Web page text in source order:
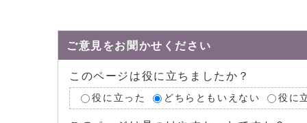
ご意見をお聞かせください
このページは役に立ちましたか？
役に立った どちらともいえない 役に